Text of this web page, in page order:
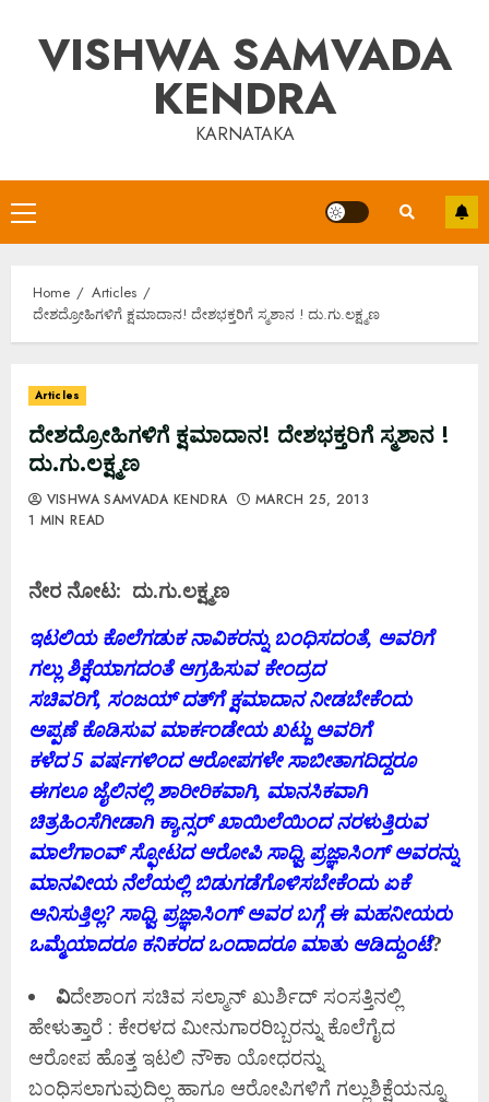
contentVISHWA SAMVADA
KENDRA
KARNATAKA
Primary
Menu
Home
Articles
ದೇಶದ್ರೋಹಿಗಳಿಗೆ ಕ್ಷಮಾದಾನ! ದೇಶಭಕ್ತರಿಗೆ ಸ್ಮಶಾನ ! ದು.ಗು.ಲಕ್ಷ್ಮಣ
Articles
ದೇಶದ್ರೋಹಿಗಳಿಗೆ ಕ್ಷಮಾದಾನ! ದೇಶಭಕ್ತರಿಗೆ ಸ್ಮಶಾನ !
ದು.ಗು.ಲಕ್ಷ್ಮಣ
VISHWA SAMVADA KENDRA
MARCH 25, 2013
1 MIN READ
ನೇರ ನೋಟ: ದು.ಗು.ಲಕ್ಷ್ಮಣ
ಇಟಲಿಯ ಕೊಲೆಗಡುಕ ನಾವಿಕರನ್ನು ಬಂಧಿಸದಂತೆ, ಅವರಿಗೆ
ಗಲ್ಲು ಶಿಕ್ಷೆಯಾಗದಂತೆ ಆಗ್ರಹಿಸುವ ಕೇಂದ್ರದ
ಸಚಿವರಿಗೆ, ಸಂಜಯ್‌ ದತ್‌ಗೆ ಕ್ಷಮಾದಾನ ನೀಡಬೇಕೆಂದು
ಅಪ್ಪಣೆ ಕೊಡಿಸುವ ಮಾರ್ಕಂಡೇಯ ಖಟ್ಜು ಅವರಿಗೆ
ಕಳೆದ5 ವರ್ಷಗಳಿಂದ ಆರೋಪಗಳೇ ಸಾಬೀತಾಗದಿದ್ದರೂ
ಈಗಲೂ ಜೈಲಿನಲ್ಲಿ ಶಾರೀರಿಕವಾಗಿ, ಮಾನಸಿಕವಾಗಿ
ಚಿತ್ರಹಿಂಸೆಗೀಡಾಗಿ ಕ್ಯಾನ್ಸರ್ ಖಾಯಿಲೆಯಿಂದ ನರಳುತ್ತಿರುವ
ಮಾಲೆಗಾಂವ್‌ ಸ್ಫೋಟದ ಆರೋಪಿ ಸಾಧ್ವಿ ಪ್ರಜ್ಞಾಸಿಂಗ್‌ ಅವರನ್ನು
ಮಾನವೀಯ ನೆಲೆಯಲ್ಲಿ ಬಿಡುಗಡೆಗೊಳಿಸಬೇಕೆಂದು ಏಕೆ
ಅನಿಸುತ್ತಿಲ್ಲ?ಸಾಧ್ವಿ ಪ್ರಜ್ಞಾಸಿಂಗ್‌ ಅವರ ಬಗ್ಗೆ ಈ ಮಹನೀಯರು
ಒಮ್ಮೆಯಾದರೂ ಕನಿಕರದ ಒಂದಾದರೂ ಮಾತು ಆಡಿದ್ದುಂಟೆ?
ವಿದೇಶಾಂಗ ಸಚಿವ ಸಲ್ಮಾನ್‌ ಖುರ್ಶಿದ್‌ ಸಂಸತ್ತಿನಲ್ಲಿ
ಹೇಳುತ್ತಾರೆ : ಕೇರಳದ ಮೀನುಗಾರರಿಬ್ಬರನ್ನು ಕೊಲೆಗೈದ
ಆರೋಪ ಹೊತ್ತ ಇಟಲಿ ನೌಕಾ ಯೋಧರನ್ನು
ಬಂಧಿಸಲಾಗುವುದಿಲ್ಲ ಹಾಗೂ ಆರೋಪಿಗಳಿಗೆ ಗಲ್ಲುಶಿಕ್ಷೆಯನ್ನೂ